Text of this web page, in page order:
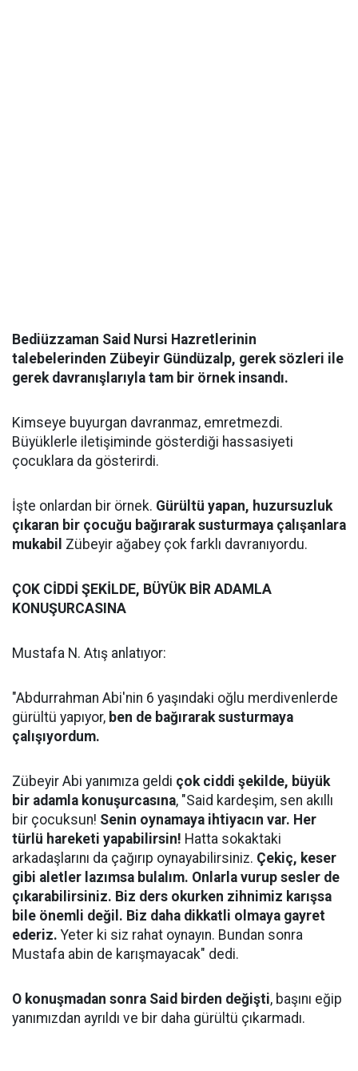
Bediüzzaman Said Nursi Hazretlerinin
talebelerinden Zübeyir Gündüzalp, gerek sözleri ile
gerek davranışlarıyla tam bir örnek insandı.
Kimseye buyurgan davranmaz, emretmezdi.
Büyüklerle iletişiminde gösterdiği hassasiyeti
çocuklara da gösterirdi.
İşte onlardan bir örnek. Gürültü yapan, huzursuzluk
çıkaran bir çocuğu bağırarak susturmaya çalışanlara
mukabil Zübeyir ağabey çok farklı davranıyordu.
ÇOK CİDDİ ŞEKİLDE, BÜYÜK BİR ADAMLA
KONUŞURCASINA
Mustafa N. Atış anlatıyor:
"Abdurrahman Abi'nin 6 yaşındaki oğlu merdivenlerde
gürültü yapıyor, ben de bağırarak susturmaya
çalışıyordum.
Zübeyir Abi yanımıza geldi çok ciddi şekilde, büyük
bir adamla konuşurcasına, "Said kardeşim, sen akıllı
bir çocuksun! Senin oynamaya ihtiyacın var. Her
türlü hareketi yapabilirsin! Hatta sokaktaki
arkadaşlarını da çağırıp oynayabilirsiniz. Çekiç, keser
gibi aletler lazımsa bulalım. Onlarla vurup sesler de
çıkarabilirsiniz. Biz ders okurken zihnimiz karışsa
bile önemli değil. Biz daha dikkatli olmaya gayret
ederiz. Yeter ki siz rahat oynayın. Bundan sonra
Mustafa abin de karışmayacak" dedi.
O konuşmadan sonra Said birden değişti, başını eğip
yanımızdan ayrıldı ve bir daha gürültü çıkarmadı.